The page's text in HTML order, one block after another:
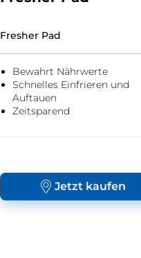
Fresher Pad
Bewahrt Nährwerte
Schnelles Einfrieren und
Auftauen
Zeitsparend
Jetzt kaufen